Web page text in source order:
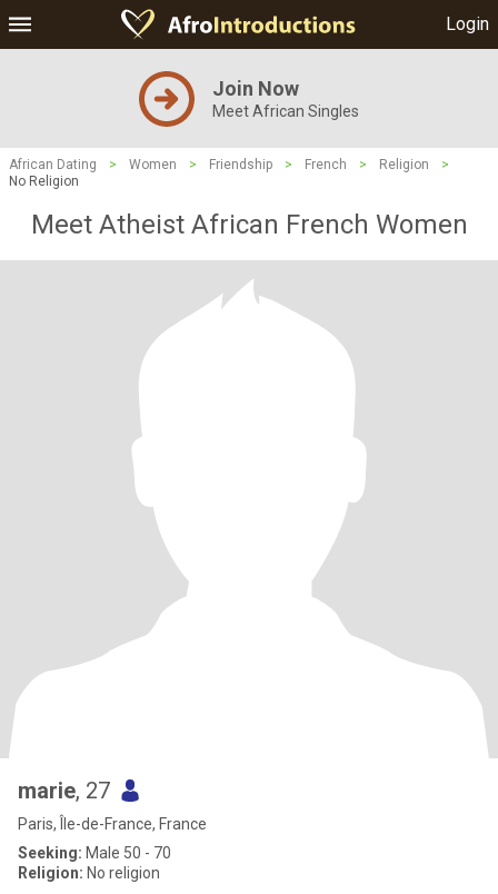
Login
Join Now
Meet African Singles
African Dating > Women > Friendship > French > Religion
>
No Religion
Meet Atheist African French Women
marie, 27
Paris, Île-de-France, France
Seeking: Male 50 - 70
Religion: No religion